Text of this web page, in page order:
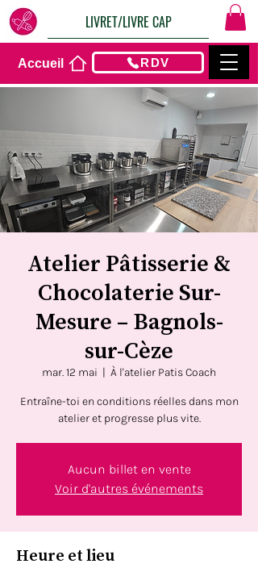
LIVRET/LIVRE CAP
Accueil RDV
Atelier Pâtisserie &
Chocolaterie Sur-
Mesure – Bagnols-
sur-Cèze
mar. 12 mai À l'atelier Patis Coach
Entraîne-toi en conditions réelles dans mon
atelier et progresse plus vite.
Aucun billet en vente
Voir d'autres événements
Heure et lieu